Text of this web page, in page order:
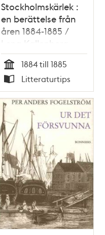
Stockholmskärlek :
en berättelse från
åren 1884-1885 /
Lena Kallenberg
Tid
1884 till 1885
Typ
Litteraturtips